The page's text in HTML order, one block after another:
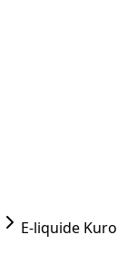
E-liquide Kuro